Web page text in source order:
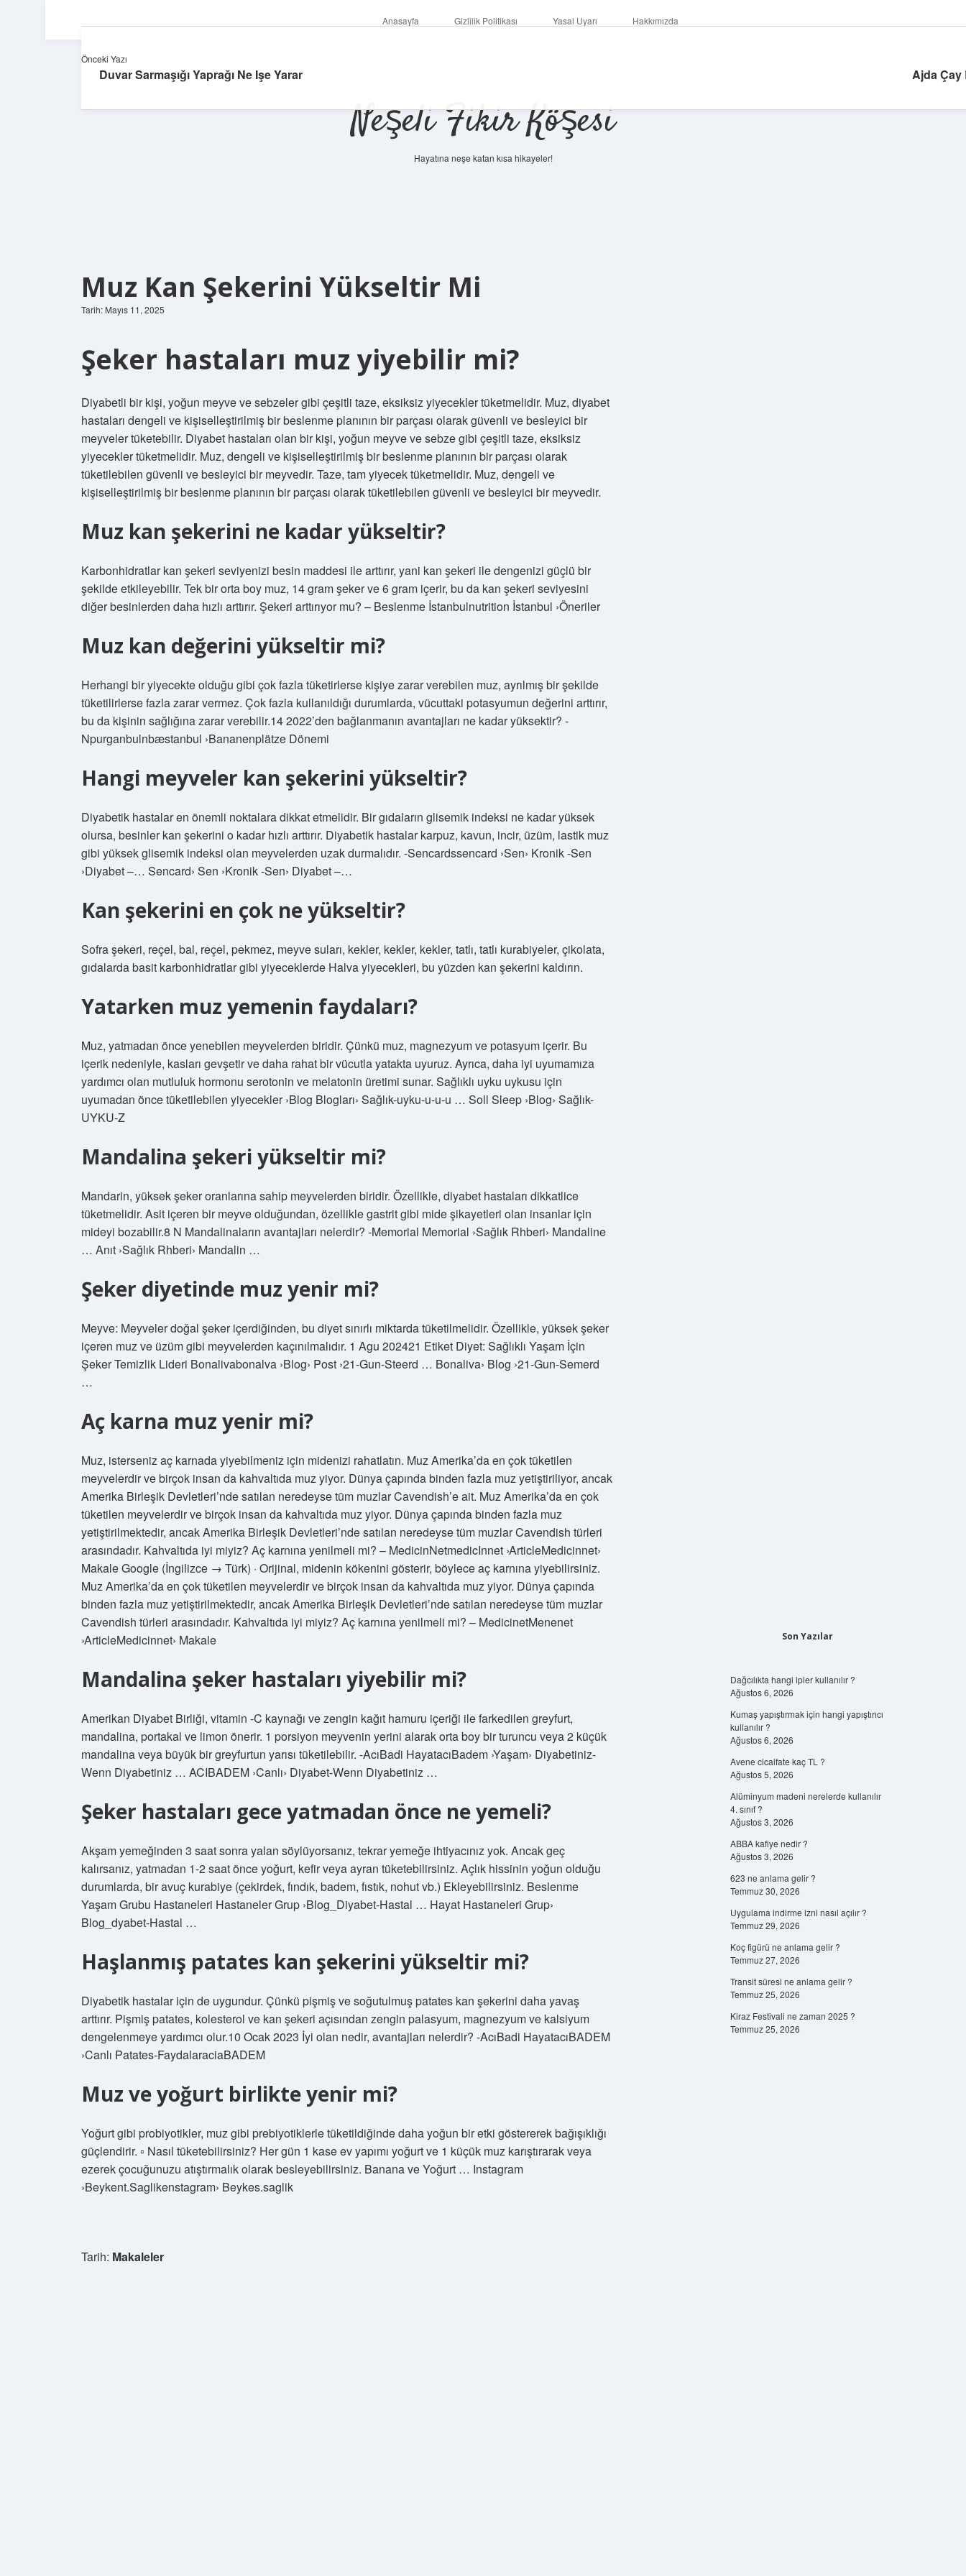
Anasayfa Gizlilik Politikası Yasal Uyarı Hakkımızda
Neşeli Fikir Köşesi
Hayatına neşe katan kısa hikayeler!
Muz Kan Şekerini Yükseltir Mi
Tarih: Mayıs 11, 2025
Şeker hastaları muz yiyebilir mi?
Diyabetli bir kişi, yoğun meyve ve sebzeler gibi çeşitli taze, eksiksiz yiyecekler tüketmelidir. Muz, diyabet
hastaları dengeli ve kişiselleştirilmiş bir beslenme planının bir parçası olarak güvenli ve besleyici bir
meyveler tüketebilir. Diyabet hastaları olan bir kişi, yoğun meyve ve sebze gibi çeşitli taze, eksiksiz
yiyecekler tüketmelidir. Muz, dengeli ve kişiselleştirilmiş bir beslenme planının bir parçası olarak
tüketilebilen güvenli ve besleyici bir meyvedir. Taze, tam yiyecek tüketmelidir. Muz, dengeli ve
kişiselleştirilmiş bir beslenme planının bir parçası olarak tüketilebilen güvenli ve besleyici bir meyvedir.
Muz kan şekerini ne kadar yükseltir?
Karbonhidratlar kan şekeri seviyenizi besin maddesi ile arttırır, yani kan şekeri ile dengenizi güçlü bir
şekilde etkileyebilir. Tek bir orta boy muz, 14 gram şeker ve 6 gram içerir, bu da kan şekeri seviyesini
diğer besinlerden daha hızlı arttırır. Şekeri arttırıyor mu? – Beslenme İstanbulnutrition İstanbul ›Öneriler
Muz kan değerini yükseltir mi?
Herhangi bir yiyecekte olduğu gibi çok fazla tüketirlerse kişiye zarar verebilen muz, ayrılmış bir şekilde
tüketilirlerse fazla zarar vermez. Çok fazla kullanıldığı durumlarda, vücuttaki potasyumun değerini arttırır,
bu da kişinin sağlığına zarar verebilir.14 2022’den bağlanmanın avantajları ne kadar yüksektir? -
Npurganbulnbæstanbul ›Bananenplätze Dönemi
Hangi meyveler kan şekerini yükseltir?
Diyabetik hastalar en önemli noktalara dikkat etmelidir. Bir gıdaların glisemik indeksi ne kadar yüksek
olursa, besinler kan şekerini o kadar hızlı arttırır. Diyabetik hastalar karpuz, kavun, incir, üzüm, lastik muz
gibi yüksek glisemik indeksi olan meyvelerden uzak durmalıdır. -Sencardssencard ›Sen› Kronik -Sen
›Diyabet –… Sencard› Sen ›Kronik -Sen› Diyabet –…
Kan şekerini en çok ne yükseltir?
Sofra şekeri, reçel, bal, reçel, pekmez, meyve suları, kekler, kekler, kekler, tatlı, tatlı kurabiyeler, çikolata,
gıdalarda basit karbonhidratlar gibi yiyeceklerde Halva yiyecekleri, bu yüzden kan şekerini kaldırın.
Yatarken muz yemenin faydaları?
Muz, yatmadan önce yenebilen meyvelerden biridir. Çünkü muz, magnezyum ve potasyum içerir. Bu
içerik nedeniyle, kasları gevşetir ve daha rahat bir vücutla yatakta uyuruz. Ayrıca, daha iyi uyumamıza
yardımcı olan mutluluk hormonu serotonin ve melatonin üretimi sunar. Sağlıklı uyku uykusu için
uyumadan önce tüketilebilen yiyecekler ›Blog Blogları› Sağlık-uyku-u-u-u … Soll Sleep ›Blog› Sağlık-
UYKU-Z
Mandalina şekeri yükseltir mi?
Mandarin, yüksek şeker oranlarına sahip meyvelerden biridir. Özellikle, diyabet hastaları dikkatlice
tüketmelidir. Asit içeren bir meyve olduğundan, özellikle gastrit gibi mide şikayetleri olan insanlar için
mideyi bozabilir.8 N Mandalinaların avantajları nelerdir? -Memorial Memorial ›Sağlık Rhberi› Mandaline
… Anıt ›Sağlık Rhberi› Mandalin …
Şeker diyetinde muz yenir mi?
Meyve: Meyveler doğal şeker içerdiğinden, bu diyet sınırlı miktarda tüketilmelidir. Özellikle, yüksek şeker
içeren muz ve üzüm gibi meyvelerden kaçınılmalıdır. 1 Agu 202421 Etiket Diyet: Sağlıklı Yaşam İçin
Şeker Temizlik Lideri Bonalivabonalva ›Blog› Post ›21-Gun-Steerd … Bonaliva› Blog ›21-Gun-Semerd
…
Aç karna muz yenir mi?
Muz, isterseniz aç karnada yiyebilmeniz için midenizi rahatlatın. Muz Amerika’da en çok tüketilen
meyvelerdir ve birçok insan da kahvaltıda muz yiyor. Dünya çapında binden fazla muz yetiştiriliyor, ancak
Amerika Birleşik Devletleri’nde satılan neredeyse tüm muzlar Cavendish’e ait. Muz Amerika’da en çok
tüketilen meyvelerdir ve birçok insan da kahvaltıda muz yiyor. Dünya çapında binden fazla muz
yetiştirilmektedir, ancak Amerika Birleşik Devletleri’nde satılan neredeyse tüm muzlar Cavendish türleri
arasındadır. Kahvaltıda iyi miyiz? Aç karnına yenilmeli mi? – MedicinNetmedicInnet ›ArticleMedicinnet›
Makale Google (İngilizce → Türk) · Orijinal, midenin kökenini gösterir, böylece aç karnına yiyebilirsiniz.
Muz Amerika’da en çok tüketilen meyvelerdir ve birçok insan da kahvaltıda muz yiyor. Dünya çapında
binden fazla muz yetiştirilmektedir, ancak Amerika Birleşik Devletleri’nde satılan neredeyse tüm muzlar
Cavendish türleri arasındadır. Kahvaltıda iyi miyiz? Aç karnına yenilmeli mi? – MedicinetMenenet
›ArticleMedicinnet› Makale
Mandalina şeker hastaları yiyebilir mi?
Amerikan Diyabet Birliği, vitamin -C kaynağı ve zengin kağıt hamuru içeriği ile farkedilen greyfurt,
mandalina, portakal ve limon önerir. 1 porsiyon meyvenin yerini alarak orta boy bir turuncu veya 2 küçük
mandalina veya büyük bir greyfurtun yarısı tüketilebilir. -AcıBadi HayatacıBadem ›Yaşam› Diyabetiniz-
Wenn Diyabetiniz … ACIBADEM ›Canlı› Diyabet-Wenn Diyabetiniz …
Şeker hastaları gece yatmadan önce ne yemeli?
Akşam yemeğinden 3 saat sonra yalan söylüyorsanız, tekrar yemeğe ihtiyacınız yok. Ancak geç
kalırsanız, yatmadan 1-2 saat önce yoğurt, kefir veya ayran tüketebilirsiniz. Açlık hissinin yoğun olduğu
durumlarda, bir avuç kurabiye (çekirdek, fındık, badem, fıstık, nohut vb.) Ekleyebilirsiniz. Beslenme
Yaşam Grubu Hastaneleri Hastaneler Grup ›Blog_Diyabet-Hastal … Hayat Hastaneleri Grup›
Blog_dyabet-Hastal …
Haşlanmış patates kan şekerini yükseltir mi?
Diyabetik hastalar için de uygundur. Çünkü pişmiş ve soğutulmuş patates kan şekerini daha yavaş
arttırır. Pişmiş patates, kolesterol ve kan şekeri açısından zengin palasyum, magnezyum ve kalsiyum
dengelenmeye yardımcı olur.10 Ocak 2023 İyi olan nedir, avantajları nelerdir? -AcıBadi HayatacıBADEM
›Canlı Patates-FaydalaraciaBADEM
Muz ve yoğurt birlikte yenir mi?
Yoğurt gibi probiyotikler, muz gibi prebiyotiklerle tüketildiğinde daha yoğun bir etki göstererek bağışıklığı
güçlendirir. ▫ Nasıl tüketebilirsiniz? Her gün 1 kase ev yapımı yoğurt ve 1 küçük muz karıştırarak veya
ezerek çocuğunuzu atıştırmalık olarak besleyebilirsiniz. Banana ve Yoğurt … Instagram
›Beykent.Saglikenstagram› Beykes.saglik
Tarih: Makaleler
Önceki Yazı
Duvar Sarmaşığı Yaprağı Ne Işe Yarar Ajda Çay
Son Yazılar
Dağcılıkta hangi ipler kullanılır ?
Ağustos 6, 2026
Kumaş yapıştırmak için hangi yapıştırıcı
kullanılır ?
Ağustos 6, 2026
Avene cicalfate kaç TL ?
Ağustos 5, 2026
Alüminyum madeni nerelerde kullanılır
4. sınıf ?
Ağustos 3, 2026
ABBA kafiye nedir ?
Ağustos 3, 2026
623 ne anlama gelir ?
Temmuz 30, 2026
Uygulama indirme izni nasıl açılır ?
Temmuz 29, 2026
Koç figürü ne anlama gelir ?
Temmuz 27, 2026
Transit süresi ne anlama gelir ?
Temmuz 25, 2026
Kiraz Festivali ne zaman 2025 ?
Temmuz 25, 2026